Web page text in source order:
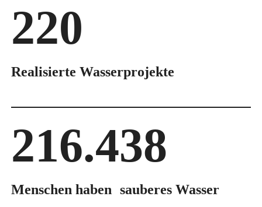
220
Realisierte Wasserprojekte
216.438
Menschen haben sauberes Wasser